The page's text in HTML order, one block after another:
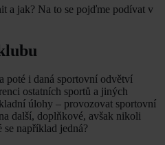
a jak? Na to se pojďme podívat v
poté i daná sportovní odvětví
ostatních sportů a jiných
úlohy – provozovat sportovní
další, doplňkové, avšak nikoli
například jedná?